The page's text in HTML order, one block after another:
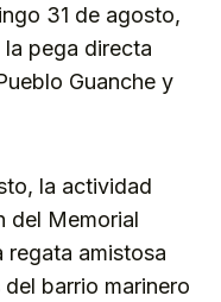
31 de agosto,
pega directa
Guanche y
la actividad
del Memorial
regata amistosa
barrio marinero